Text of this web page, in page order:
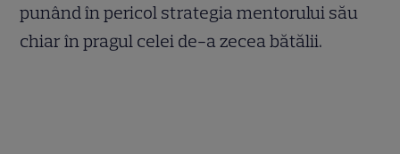
punând în pericol strategia mentorului său
chiar în pragul celei de-a zecea bătălii.